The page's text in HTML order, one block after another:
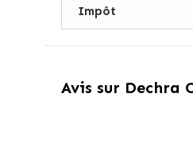
Impôt
Avis sur Dechra